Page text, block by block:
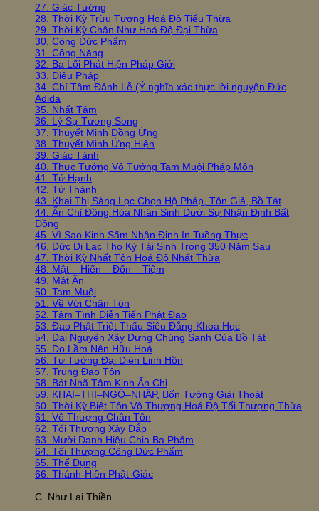
27. Giác Tướng
28. Thời Kỳ Trừu Tượng Hoá Độ Tiểu Thừa
29. Thời Kỳ Chân Như Hoá Độ Đại Thừa
30. Công Đức Phẩm
31. Công Năng
32. Ba Lối Phát Hiện Pháp Giới
33. Diệu Pháp
34. Chí Tâm Đảnh Lễ (Ý nghĩa xác thực lời nguyện Đức
Adida
35. Nhất Tâm
36. Lý Sự Tương Song
37. Thuyết Minh Đồng Ứng
38. Thuyết Minh Ứng Hiện
39. Giác Tánh
40. Thực Tướng Vô Tướng Tam Muội Pháp Môn
41. Tứ Hạnh
42. Tứ Thánh
43. Khai Thị Sàng Lọc Chọn Hộ Pháp, Tôn Giả, Bồ Tát
44. Ấn Chỉ Đồng Hóa Nhân Sinh Dưới Sự Nhận Định Bất
Đồng
45. Vì Sao Kinh Sấm Nhận Định In Tuồng Thực
46. Đức Di Lạc Thọ Ký Tái Sinh Trong 350 Năm Sau
47. Thời Kỳ Nhất Tôn Hoá Độ Nhất Thừa
48. Mật – Hiển – Đốn – Tiệm
49. Mật Ấn
50. Tam Muội
51. Về Với Chân Tôn
52. Tâm Tình Diễn Tiến Phật Đạo
53. Đạo Phật Triệt Thấu Siêu Đẳng Khoa Học
54. Đại Nguyện Xây Dựng Chúng Sanh Của Bồ Tát
55. Do Lầm Nên Hữu Hoá
56. Tư Tưởng Đại Diện Linh Hồn
57. Trung Đạo Tôn
58. Bát Nhã Tâm Kinh Ấn Chỉ
59. KHAI–THỊ–NGỘ–NHẬP, Bốn Tướng Giải Thoát
60. Thời Kỳ Biệt Tôn Vô Thượng Hoá Độ Tối Thượng Thừa
61. Vô Thượng Chân Tôn
62. Tối Thượng Xây Đắp
63. Mười Danh Hiệu Chia Ba Phẩm
64. Tối Thượng Công Đức Phẩm
65. Thể Dụng
66. Thánh-Hiền Phật-Giác
C. Như Lai Thiền